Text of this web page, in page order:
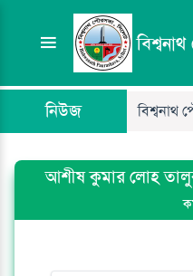
নিউজ বিশ্বনাথ
আশীষ কুমার লোহ